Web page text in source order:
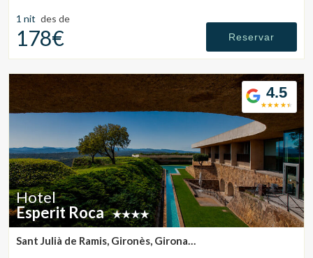
1 nit des de
178€ Reservar
4.5
Hotel
Esperit Roca
Sant Julià de Ramis, Gironès, Girona